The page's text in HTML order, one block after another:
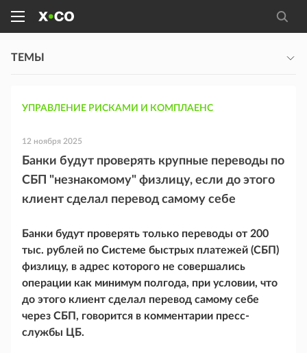
ТЕМЫ
УПРАВЛЕНИЕ РИСКАМИ И КОМПЛАЕНС
12 ноября 2025
Банки будут проверять крупные переводы по
СБП "незнакомому" физлицу, если до этого
клиент сделал перевод самому себе
Банки будут проверять только переводы от 200
тыс. рублей по Системе быстрых платежей (СБП)
физлицу, в адрес которого не совершались
операции как минимум полгода, при условии, что
до этого клиент сделал перевод самому себе
через СБП, говорится в комментарии пресс-
службы ЦБ.